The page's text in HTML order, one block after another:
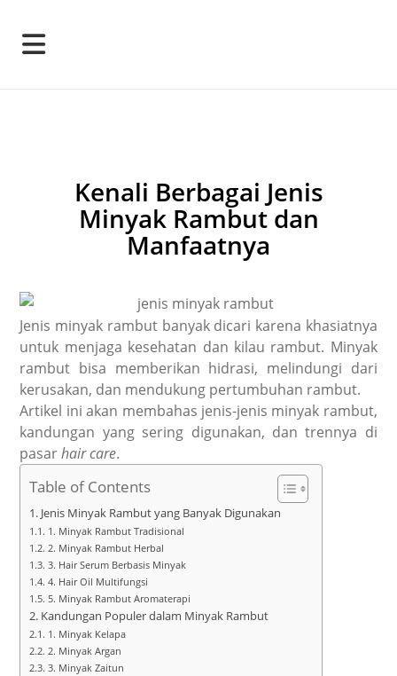
Kenali Berbagai Jenis
Minyak Rambut dan
Manfaatnya
Jenis minyak rambut banyak dicari karena khasiatnya
untuk menjaga kesehatan dan kilau rambut. Minyak
rambut bisa memberikan hidrasi, melindungi dari
kerusakan, dan mendukung pertumbuhan rambut.
Artikel ini akan membahas jenis-jenis minyak rambut,
kandungan yang sering digunakan, dan trennya di
pasarhair care.
Table of Contents
Jenis Minyak Rambut yang Banyak Digunakan
1. Minyak Rambut Tradisional
2. Minyak Rambut Herbal
3. Hair Serum Berbasis Minyak
4. Hair Oil Multifungsi
5. Minyak Rambut Aromaterapi
Kandungan Populer dalam Minyak Rambut
1. Minyak Kelapa
2. Minyak Argan
3. Minyak Zaitun